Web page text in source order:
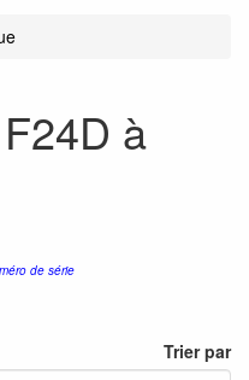
à
de série
Trier par